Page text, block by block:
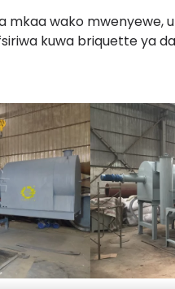
mkaa wako mwenyewe,
kuwa briquette ya